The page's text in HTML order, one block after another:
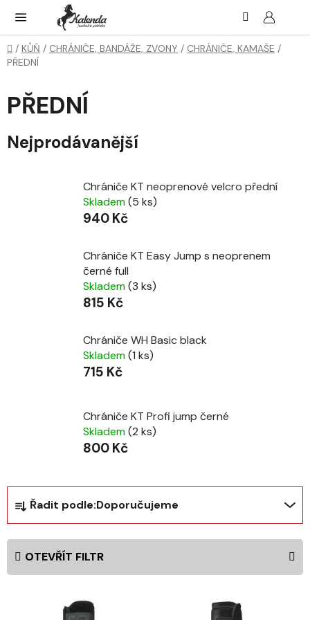
obsah
Domů
/ KŮŇ / CHRÁNIČE, BANDÁŽE, ZVONY / CHRÁNIČE, KAMAŠE /
PŘEDNÍ
PŘEDNÍ
Nejprodávanější
Chrániče KT neoprenové velcro přední
Skladem(5 ks)
940 Kč
Chrániče KT Easy Jump s neoprenem
černé full
Skladem(3 ks)
815 Kč
Chrániče WH Basic black
Skladem(1 ks)
715 Kč
Chrániče KT Profi jump černé
Skladem(2 ks)
800 Kč
a
z
e
n
Řadit podle:Doporučujeme
OTEVŘÍT FILTR